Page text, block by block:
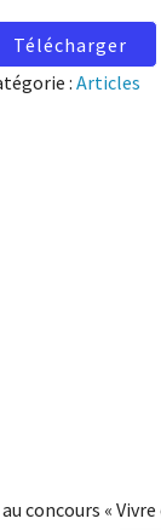
Télécharger
:Articles
concours «